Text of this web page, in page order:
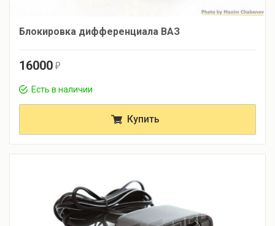
Блокировка дифференциала ВАЗ
16000 r
Есть в наличии
Купить